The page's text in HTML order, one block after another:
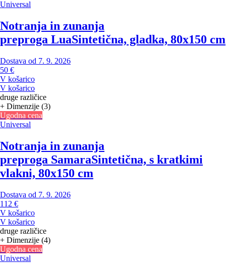
Universal
Notranja in zunanja
preproga LuaSintetična, gladka, 80x150 cm
Dostava od 7. 9. 2026
50 €
V košarico
V košarico
druge različice
+ Dimenzije (3)
Ugodna cena
Universal
Notranja in zunanja
preproga SamaraSintetična, s kratkimi
vlakni, 80x150 cm
Dostava od 7. 9. 2026
112 €
V košarico
V košarico
druge različice
+ Dimenzije (4)
Ugodna cena
Universal